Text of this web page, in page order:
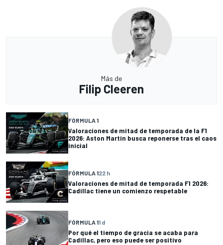
Más de
Filip Cleeren
FÓRMULA 1
Valoraciones de mitad de temporada de la F1
2026: Aston Martin busca reponerse tras el caos
inicial
FÓRMULA 122 h
Valoraciones de mitad de temporada F1 2026:
Cadillac tiene un comienzo respetable
FÓRMULA 11 d
Por qué el tiempo de gracia se acaba para
Cadillac, pero eso puede ser positivo